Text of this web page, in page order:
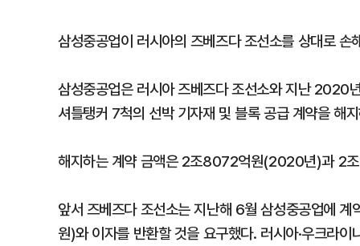
삼성중공업이 러시아의 즈베즈다 조선소를 상대로 손
삼성중공업은 러시아 즈베즈다 조선소와 지난
셔틀탱커 7척의 선박 기자재 및 블록 공급 계약을 해
해지하는 계약 금액은 2조8072억원(2020년)과 2
앞서 즈베즈다 조선소는 지난해 6월 삼성중공업에
원)와 이자를 반환할 것을 요구했다. 러시아·우크라